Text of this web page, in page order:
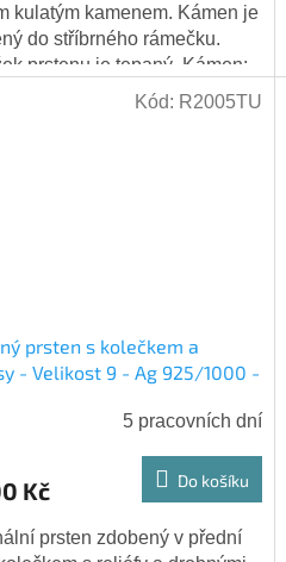
kulatým kamenem. Kámen je
do stříbrného rámečku.
prstenu je tepaný. Kámen:
opál - zářivě modrý, umělý
prsten s kolečkem a
- Velikost 9 - Ag 925/1000 -
5 pracovních dní
Kč Do košíku
prsten zdobený v přední
Kód: R2005TU